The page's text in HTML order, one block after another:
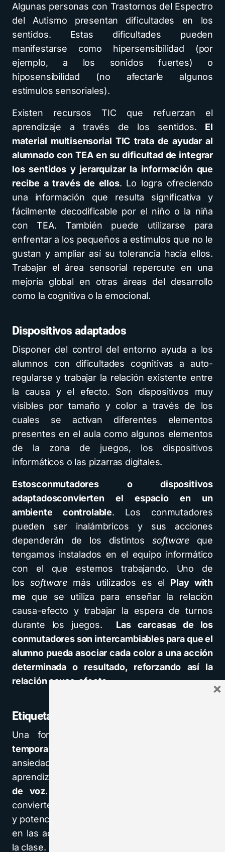
Algunas personas con Trastornos del Espectro
del Autismo presentan dificultades en los
sentidos. Estas dificultades pueden
manifestarse como hipersensibilidad (por
ejemplo, a los sonidos fuertes) o
hiposensibilidad (no afectarle algunos
estímulos sensoriales).
Existen recursos TIC que refuerzan el
aprendizaje a través de los sentidos. El
material multisensorial TIC trata de ayudar al
alumnado con TEA en su dificultad de integrar
los sentidos y jerarquizar la información que
recibe a través de ellos. Lo logra ofreciendo
una información que resulta significativa y
fácilmente decodificable por el niño o la niña
con TEA. También puede utilizarse para
enfrentar a los pequeños a estímulos que no le
gustan y ampliar así su tolerancia hacia ellos.
Trabajar el área sensorial repercute en una
mejoría global en otras áreas del desarrollo
como la cognitiva o la emocional.
Dispositivos adaptados
Disponer del control del entorno ayuda a los
alumnos con dificultades cognitivas a auto-
regularse y trabajar la relación existente entre
la causa y el efecto. Son dispositivos muy
visibles por tamaño y color a través de los
cuales se activan diferentes elementos
presentes en el aula como algunos elementos
de la zona de juegos, los dispositivos
informáticos o las pizarras digitales.
Estosconmutadores o dispositivos
adaptadosconvierten el espacio en un
ambiente controlable. Los conmutadores
pueden ser inalámbricos y sus acciones
dependerán de los distintos software que
tengamos instalados en el equipo informático
con el que estemos trabajando. Uno de
los software más utilizados es el Play with
me que se utiliza para enseñar la relación
causa-efecto y trabajar la espera de turnos
durante los juegos. Las carcasas de los
conmutadores son intercambiables para que el
alumno pueda asociar cada color a una acción
determinada o resultado, reforzando así la
relación causa-efecto.
Etiquetas con salida de voz
Una forma de
temporales estructurados
ansiedad del alumnado con TEA y mejoren sus
aprendizajes es utilizar las
de voz. Se trata de un recurso TIC que
convierte el entorno en un lugar más accesible
y potencia la participación del alumno o alumna
en las actividades que se desarrollen durante
la clase.
×